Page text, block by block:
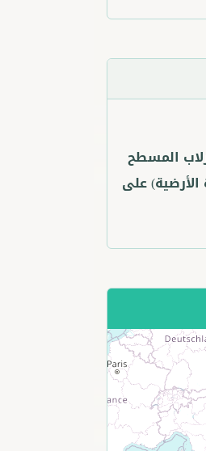
المسطح
على